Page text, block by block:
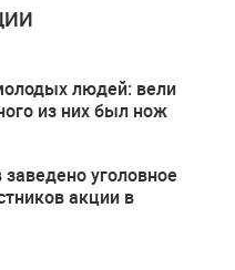
людей: вели
из них был нож
уголовное
акции в